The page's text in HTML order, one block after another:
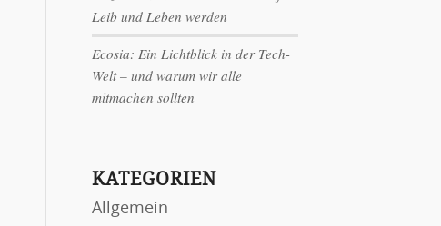
Leib und Leben werden
Ecosia: Ein Lichtblick in der Tech-
Welt – und warum wir alle
mitmachen sollten
KATEGORIEN
Allgemein